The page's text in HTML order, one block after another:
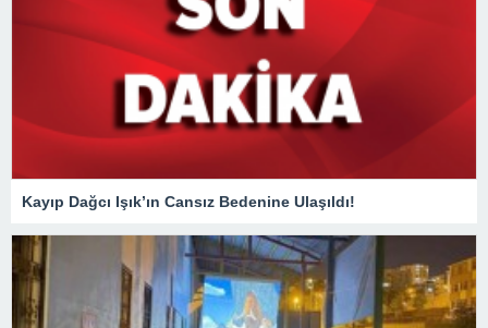
Kayıp Dağcı Işık’ın Cansız Bedenine Ulaşıldı!